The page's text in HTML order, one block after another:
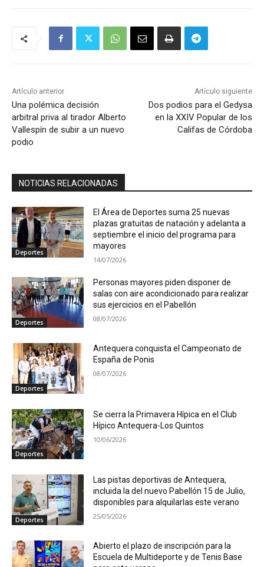
Artículo anterior
Una polémica decisión
arbitral priva al tirador Alberto
Vallespín de subir a un nuevo
podio
Artículo siguiente
Dos podios para el Gedysa
en la XXIV Popular de los
Califas de Córdoba
NOTICIAS RELACIONADAS
Deportes
El Área de Deportes suma 25 nuevas
plazas gratuitas de natación y adelanta a
septiembre el inicio del programa para
mayores
14/07/2026
Deportes
Personas mayores piden disponer de
salas con aire acondicionado para realizar
sus ejercicios en el Pabellón
08/07/2026
Deportes
Antequera conquista el Campeonato de
España de Ponis
08/07/2026
Deportes
Se cierra la Primavera Hípica en el Club
Hípico Antequera-Los Quintos
10/06/2026
Deportes
Las pistas deportivas de Antequera,
incluida la del nuevo Pabellón 15 de Julio,
disponibles para alquilarlas este verano
25/05/2026
Abierto el plazo de inscripción para la
Escuela de Multideporte y de Tenis Base